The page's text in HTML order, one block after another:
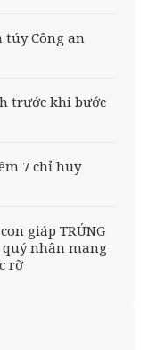
túy Công an
trước khi bước
7 chỉ huy
giáp TRÚNG
nhân mang
rỡ